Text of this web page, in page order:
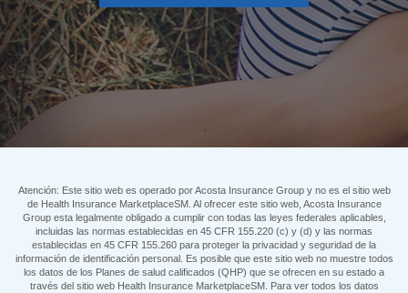
Atención: Este sitio web es operado por Acosta Insurance Group y no es el sitio web
de Health Insurance MarketplaceSM. Al ofrecer este sitio web, Acosta Insurance
Group esta legalmente obligado a cumplir con todas las leyes federales aplicables,
incluidas las normas establecidas en 45 CFR 155.220 (c) y (d) y las normas
establecidas en 45 CFR 155.260 para proteger la privacidad y seguridad de la
información de identificación personal. Es posible que este sitio web no muestre todos
los datos de los Planes de salud calificados (QHP) que se ofrecen en su estado a
través del sitio web Health Insurance MarketplaceSM. Para ver todos los datos